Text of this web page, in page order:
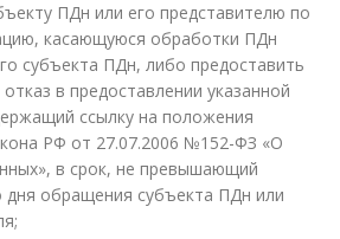
ПДн или его представителю по
касающуюся обработки ПДн
субъекта ПДн, либо предоставить
в предоставлении указанной
ссылку на положения
РФ от 27.07.2006 №152-ФЗ «О
в срок, не превышающий
дня обращения субъекта ПДн или